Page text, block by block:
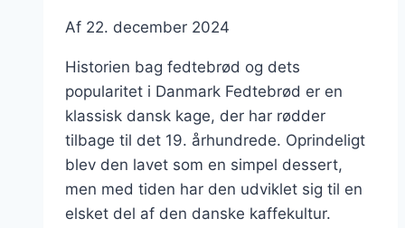
Af 22. december 2024
Historien bag fedtebrød og dets
popularitet i Danmark Fedtebrød er en
klassisk dansk kage, der har rødder
tilbage til det 19. århundrede. Oprindeligt
blev den lavet som en simpel dessert,
men med tiden har den udviklet sig til en
elsket del af den danske kaffekultur.